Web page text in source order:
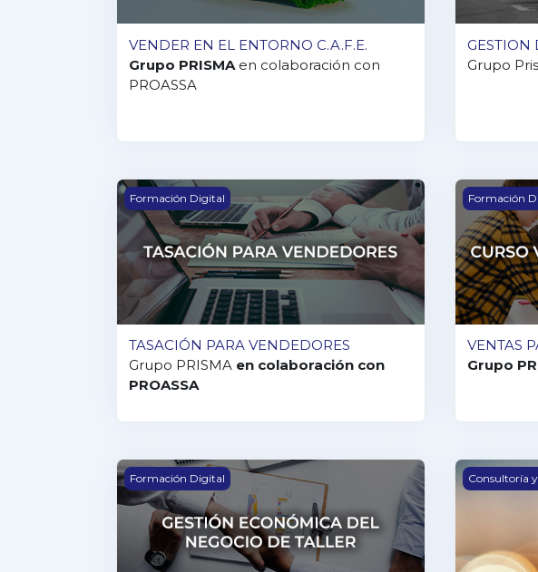
VENDER EN EL ENTORNO C.A.F.E.
Grupo PRISMAen colaboración con
PROASSA
GESTION
Grupo
TASACIÓN PARA VENDEDORES
Formación Digital
TASACIÓN PARA VENDEDORES
Grupo PRISMA en colaboración con
PROASSA
VENTAS
Formación
VENTAS
Grupo
GESTIÓN ECONÓMICA DEL NEGOCIO DE TALLER
Formación Digital ML5.06
Consultoría